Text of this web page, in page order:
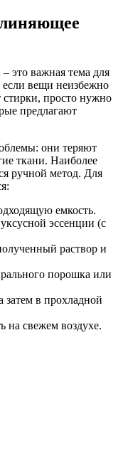
это важная тема для
вещи неизбежно
стирки, просто нужно
предлагают
они теряют
ткани. Наиболее
ручной метод. Для
емкость.
эссенции (с
раствор и
порошка или
затем в прохладной
на свежем воздухе.